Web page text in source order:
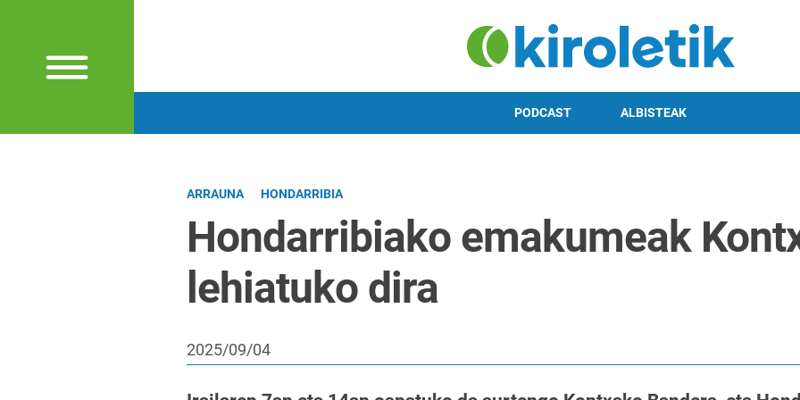
PODCAST ALBISTEAK
ARRAUNA HONDARRIBIA
Hondarribiako emakumeak
lehiatuko dira
2025/09/04